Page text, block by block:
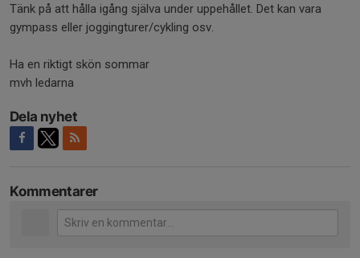
Tänk på att hålla igång själva under uppehållet. Det kan vara
gympass eller joggingturer/cykling osv.
Ha en riktigt skön sommar
mvh ledarna
Dela nyhet
Kommentarer